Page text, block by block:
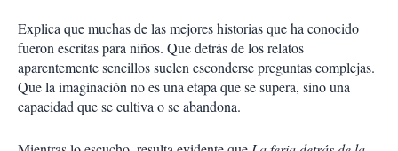
Explica que muchas de las mejores historias que ha conocido
fueron escritas para niños. Que detrás de los relatos
aparentemente sencillos suelen esconderse preguntas complejas.
Que la imaginación no es una etapa que se supera, sino una
capacidad que se cultiva o se abandona.